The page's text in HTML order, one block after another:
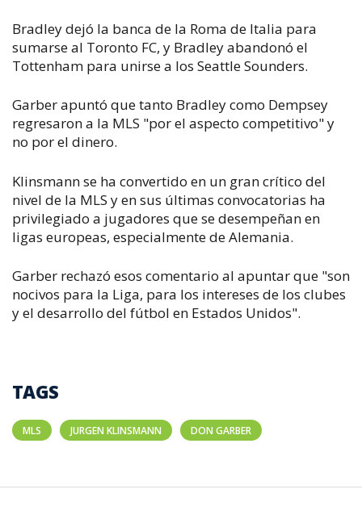
Bradley dejó la banca de la Roma de Italia para
sumarse al Toronto FC, y Bradley abandonó el
Tottenham para unirse a los Seattle Sounders.
Garber apuntó que tanto Bradley como Dempsey
regresaron a la MLS "por el aspecto competitivo" y
no por el dinero.
Klinsmann se ha convertido en un gran crítico del
nivel de la MLS y en sus últimas convocatorias ha
privilegiado a jugadores que se desempeñan en
ligas europeas, especialmente de Alemania.
Garber rechazó esos comentario al apuntar que "son
nocivos para la Liga, para los intereses de los clubes
y el desarrollo del fútbol en Estados Unidos".
TAGS
MLS JURGEN KLINSMANN DON GARBER